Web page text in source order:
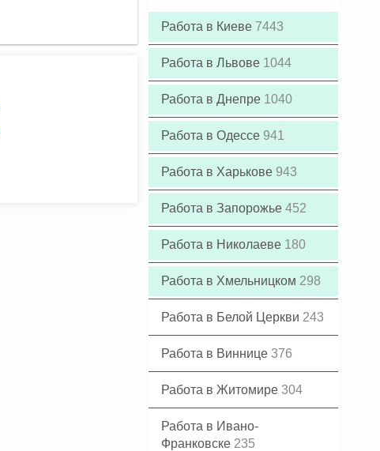
Работа в Киеве 7443
Работа в Львове 1044
Работа в Днепре 1040
Работа в Одессе 941
Работа в Харькове 943
Работа в Запорожье 452
Работа в Николаеве 180
Работа в Хмельницком 298
Работа в Белой Церкви 243
Работа в Виннице 376
Работа в Житомире 304
Работа в Ивано-
Франковске 235